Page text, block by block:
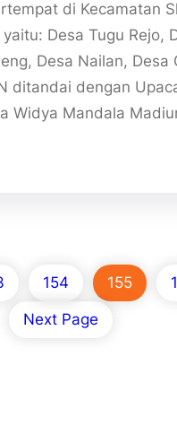
di Kecamatan
Desa Tugu Rejo,
Desa Nailan, Desa
ditandai dengan
Widya Mandala
154 155
Next Page